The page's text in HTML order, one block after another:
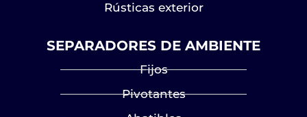
Rústicas exterior
SEPARADORES DE AMBIENTE
Fijos
Pivotantes